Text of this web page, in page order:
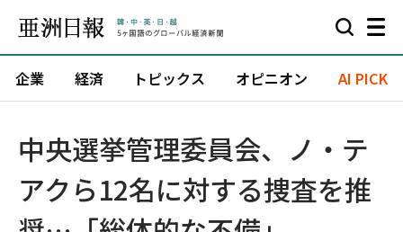
企業 経済 トピックス オピニオン AI PICK
中央選挙管理委員会、ノ・テ
アクら12名に対する捜査を推